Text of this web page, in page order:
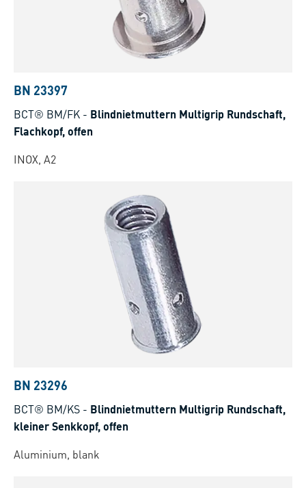
BN 23397
BCT® BM/FK - Blindnietmuttern Multigrip Rundschaft,
Flachkopf, offen
INOX, A2
BN 23296
BCT® BM/KS - Blindnietmuttern Multigrip Rundschaft,
kleiner Senkkopf, offen
Aluminium, blank